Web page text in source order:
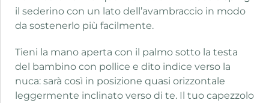
il sederino con un lato dell’avambraccio in modo
da sostenerlo più facilmente.
Tieni la mano aperta con il palmo sotto la testa
del bambino con pollice e dito indice verso la
nuca: sarà così in posizione quasi orizzontale
leggermente inclinato verso di te. Il tuo capezzolo